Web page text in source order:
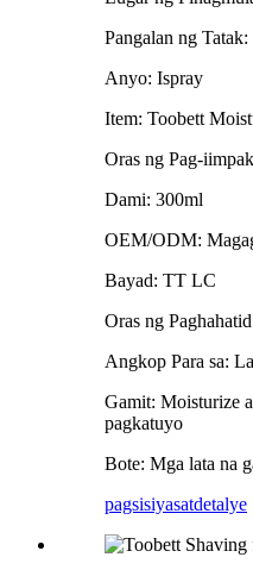
Pangalan ng
Anyo: Ispray
Item: Toobett
Oras ng Pag-
Dami: 300ml
OEM/ODM:
Bayad: TT LC
Oras ng
Angkop Para sa:
Gamit: Moisturize
pagkatuyo
Bote: Mga lata na
pagsisiyasatdetalye